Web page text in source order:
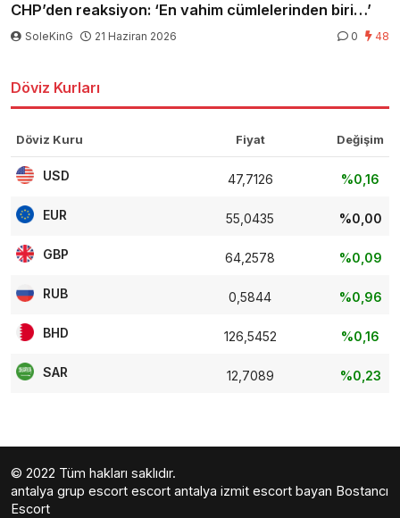
CHP’den reaksiyon: ‘En vahim cümlelerinden biri…’
SoleKinG 21 Haziran 2026 0 48
Döviz Kurları
Döviz Kuru Fiyat Değişim
USD 47,7126 %0,16
EUR 55,0435 %0,00
GBP 64,2578 %0,09
RUB 0,5844 %0,96
BHD 126,5452 %0,16
SAR 12,7089 %0,23
© 2022 Tüm hakları saklıdır.
antalya grup escort escort antalya izmit escort bayan Bostancı
Escort